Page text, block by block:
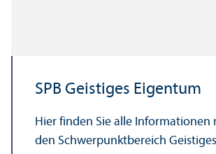
SPB Geistiges Eigentum
Hier finden Sie alle Informationen
den Schwerpunkt­bereich